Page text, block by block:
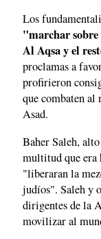
Los
"marchar
Al Aqsa y el
proclamas a
profirieron
que combaten
Asad.
Baher Saleh,
multitud que era
"liberaran la
judíos". Saleh y
dirigentes de la
movilizar al